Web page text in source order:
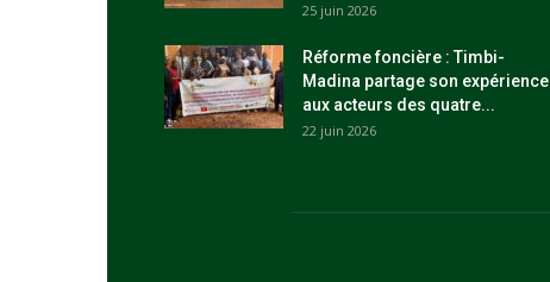
25 juin 2026
Réforme foncière : Timbi-
Madina partage son expérience
aux acteurs des quatre...
22 juin 2026